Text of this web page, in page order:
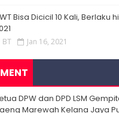
Bisa Dicicil 10 Kali, Berlaku
BT Jan 16, 2021
DPW dan DPD LSM
Marewah Kelana Jaya